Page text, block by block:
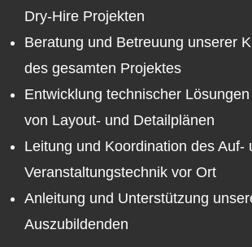
Dry-Hire Projekten
Beratung und Betreuung unserer
des gesamten Projektes
Entwicklung technischer
von Layout- und Detailplänen
Leitung und Koordination des Auf-
Veranstaltungstechnik vor Ort
Anleitung und Unterstützung
Auszubildenden